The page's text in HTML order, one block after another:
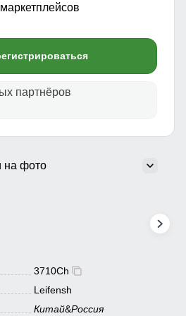
партнёров
на фото
3710Ch
Leifensh
Китай&Россия